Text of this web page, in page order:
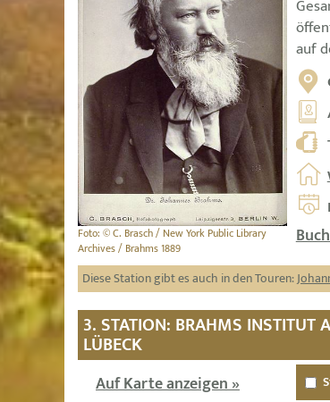
Foto: © C. Brasch / New York Public Library
Archives / Brahms 1889
auf
Diese Station gibt es auch in den Touren:
3. STATION: BRAHMS INSTITUT
LÜBECK
Auf Karte anzeigen »